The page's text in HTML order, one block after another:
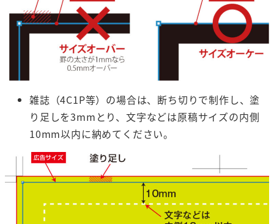
雑誌（4C1P等）の場合は、断ち切りで制作し、塗
り足しを3mmとり、文字などは原稿サイズの内側
10mm以内に納めてください。